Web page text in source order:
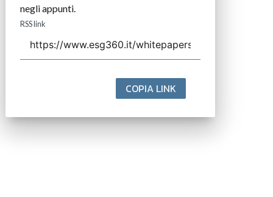
negli appunti.
RSS link
COPIA LINK